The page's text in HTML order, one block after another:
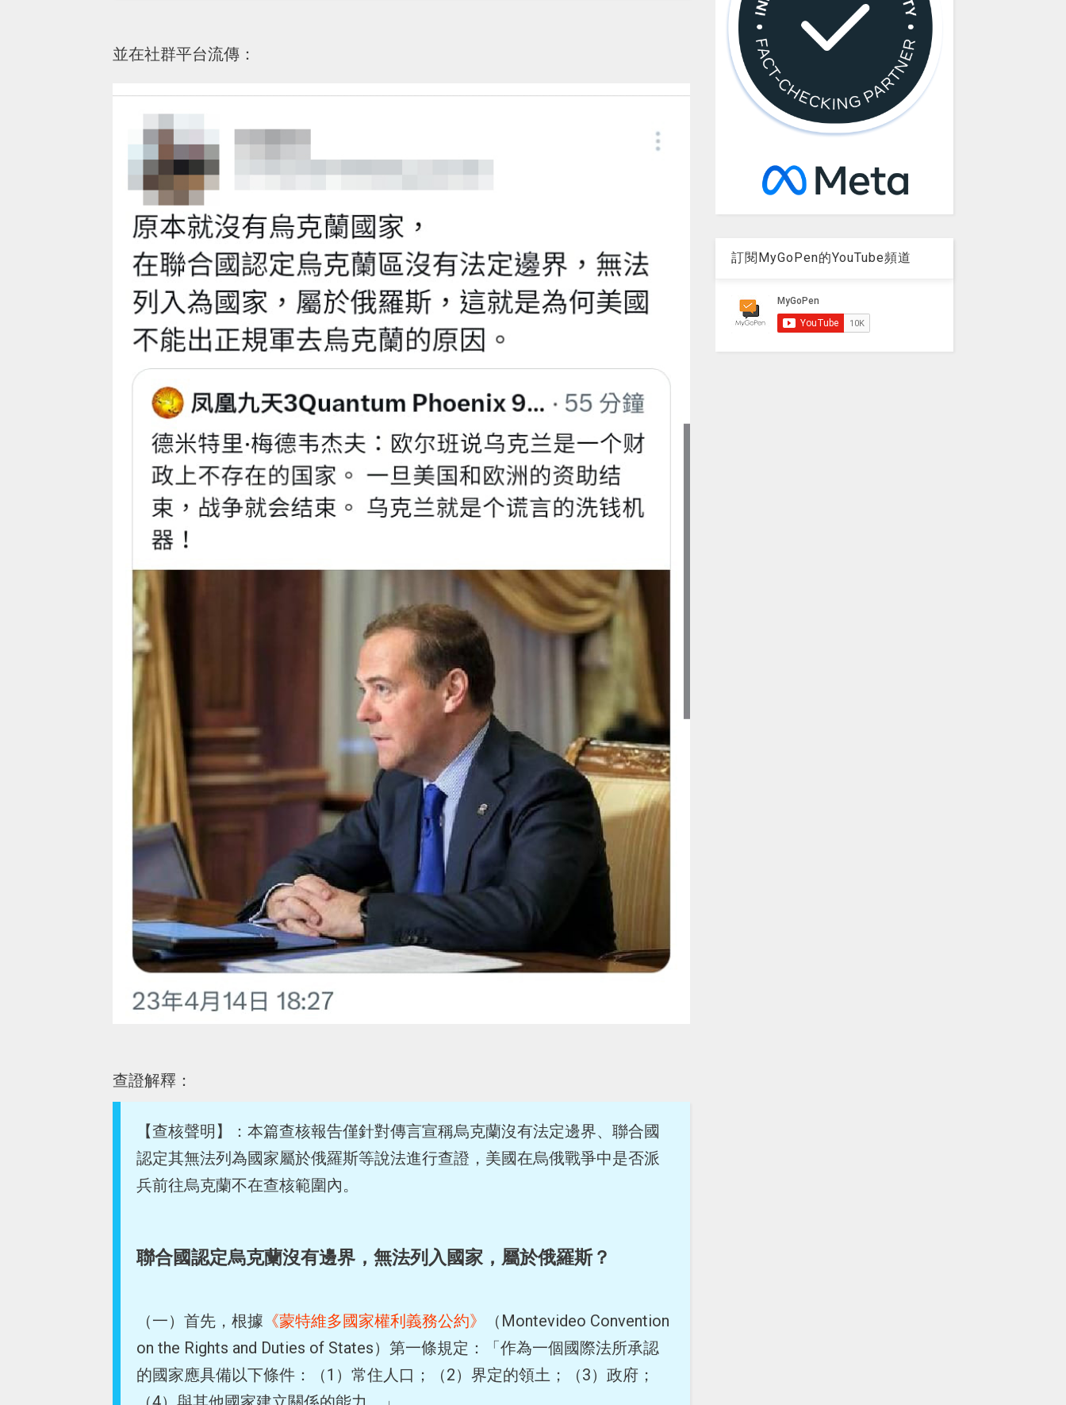
並在社群平台流傳：
查證解釋：
【查核聲明】：本篇查核報告僅針對傳言宣稱烏克蘭沒有法定邊界、聯合國
認定其無法列為國家屬於俄羅斯等說法進行查證，美國在烏俄戰爭中是否派
兵前往烏克蘭不在查核範圍內。
聯合國認定烏克蘭沒有邊界，無法列入國家，屬於俄羅斯？
（一）首先，根據 《蒙特維多國家權利義務公約》
（Montevideo Convention
on the Rights and Duties of States）第一條規定：「作為一個國際法所承認
的國家應具備以下條件：（1）常住人口；（2）界定的領土；（3）政府；
訂閱MyGoPen的YouTube頻道